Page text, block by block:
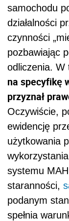
samochodu
działalności
czynności
pozbawiając
odliczenia. W
na specyfikę
przyznał
Oczywiście,
ewidencję
użytkowania
systemu
staranności,
podanym
spełnia